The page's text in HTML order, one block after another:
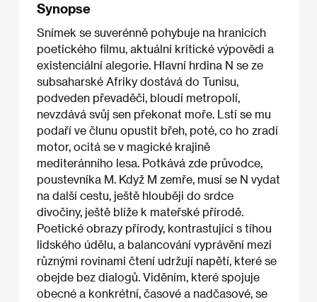
Synopse
Snímek se suverénně pohybuje na hranicích
poetického filmu, aktuální kritické výpovědi a
existenciální alegorie. Hlavní hrdina N se ze
subsaharské Afriky dostává do Tunisu,
podveden převaděči, bloudí metropolí,
nevzdává svůj sen překonat moře. Lstí se mu
podaří ve člunu opustit břeh, poté, co ho zradí
motor, ocitá se v magické krajině
mediteránního lesa. Potkává zde průvodce,
poustevníka M. Když M zemře, musí se N vydat
na další cestu, ještě hlouběji do srdce
divočiny, ještě blíže k mateřské přírodě.
Poetické obrazy přírody, kontrastující s tíhou
lidského údělu, a balancování vyprávění mezi
různými rovinami čtení udržují napětí, které se
obejde bez dialogů. Viděním, které spojuje
obecné a konkrétní, časové a nadčasové, se